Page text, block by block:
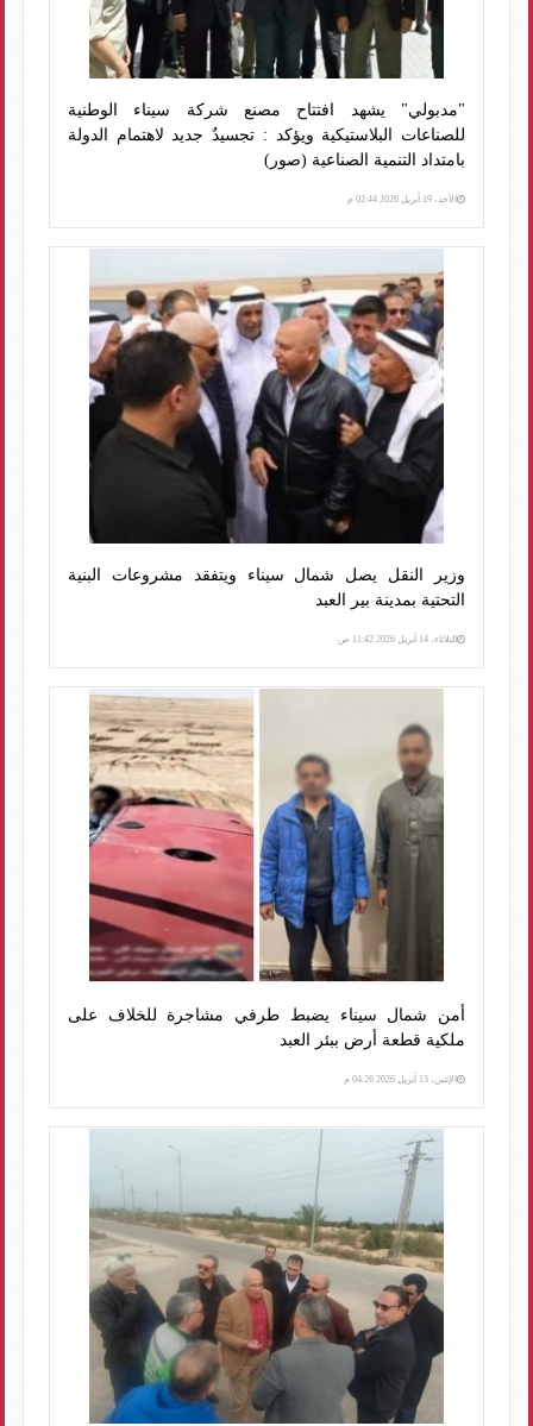
"مدبولي" يشهد افتتاح مصنع شركة سيناء الوطنية
للصناعات البلاستيكية ويؤكد : تجسيدٌ جديد لاهتمام الدولة
بامتداد التنمية الصناعية (صور)
الأحد، 19 أبريل 2026 02:44 م
وزير النقل يصل شمال سيناء ويتفقد مشروعات البنية
التحتية بمدينة بير العبد
الثلاثاء، 14 أبريل 2026 11:42 ص
أمن شمال سيناء يضبط طرفي مشاجرة للخلاف على
ملكية قطعة أرض ببئر العبد
الإثنين، 13 أبريل 2026 04:26 م